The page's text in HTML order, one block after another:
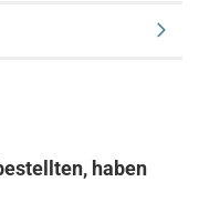
haben